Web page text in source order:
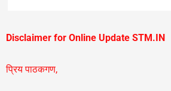
Disclaimer for Online Update STM.IN
प्रिय पाठकगण,